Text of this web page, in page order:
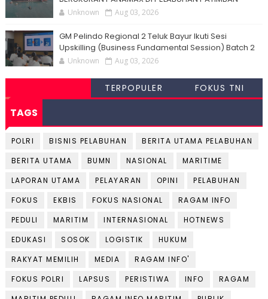
Unknown Aug 03, 2026
GM Pelindo Regional 2 Teluk Bayur Ikuti Sesi
Upskilling (Business Fundamental Session) Batch 2
Unknown Aug 03, 2026
TERPOPULER FOKUS TNI
TAGS
POLRI BISNIS PELABUHAN
BERITA UTAMA PELABUHAN
BERITA UTAMA
BUMN NASIONAL
MARITIME
LAPORAN UTAMA
PELAYARAN OPINI
PELABUHAN
FOKUS
EKBIS FOKUS NASIONAL
RAGAM INFO
PEDULI
MARITIM INTERNASIONAL
HOTNEWS
EDUKASI
SOSOK LOGISTIK
HUKUM
RAKYAT MEMILIH
MEDIA
RAGAM INFO'
FOKUS POLRI
LAPSUS PERISTIWA INFO
RAGAM